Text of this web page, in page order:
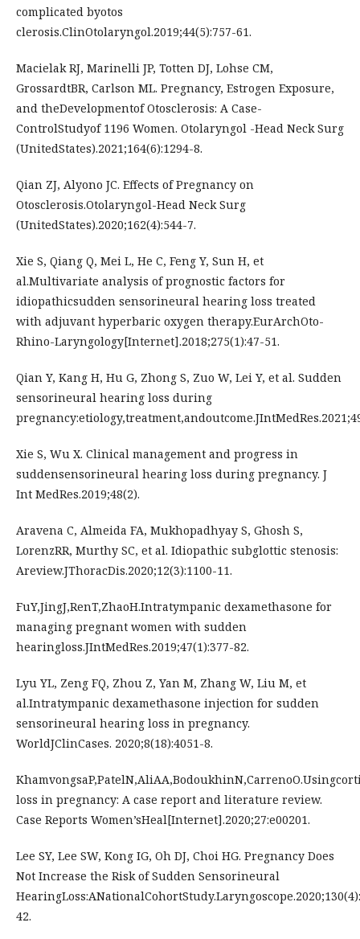
complicated byotos
clerosis.ClinOtolaryngol.2019;44(5):757-61.
Macielak RJ, Marinelli JP, Totten DJ, Lohse CM,
GrossardtBR, Carlson ML. Pregnancy, Estrogen Exposure,
and theDevelopmentof Otosclerosis: A Case-
ControlStudyof 1196 Women. Otolaryngol -Head Neck Surg
(UnitedStates).2021;164(6):1294-8.
Qian ZJ, Alyono JC. Effects of Pregnancy on
Otosclerosis.Otolaryngol-Head Neck Surg
(UnitedStates).2020;162(4):544-7.
Xie S, Qiang Q, Mei L, He C, Feng Y, Sun H, et
al.Multivariate analysis of prognostic factors for
idiopathicsudden sensorineural hearing loss treated
with adjuvant hyperbaric oxygen therapy.EurArchOto-
Rhino-Laryngology[Internet].2018;275(1):47-51.
Qian Y, Kang H, Hu G, Zhong S, Zuo W, Lei Y, et al. Sudden
sensorineural hearing loss during
Xie S, Wu X. Clinical management and progress in
suddensensorineural hearing loss during pregnancy. J
Int MedRes.2019;48(2).
Aravena C, Almeida FA, Mukhopadhyay S, Ghosh S,
LorenzRR, Murthy SC, et al. Idiopathic subglottic stenosis:
Areview.JThoracDis.2020;12(3):1100-11.
FuY,JingJ,RenT,ZhaoH.Intratympanic dexamethasone for
managing pregnant women with sudden
hearingloss.JIntMedRes.2019;47(1):377-82.
Lyu YL, Zeng FQ, Zhou Z, Yan M, Zhang W, Liu M, et
al.Intratympanic dexamethasone injection for sudden
sensorineural hearing loss in pregnancy.
WorldJClinCases. 2020;8(18):4051-8.
loss in pregnancy: A case report and literature review.
Case Reports Women’sHeal[Internet].2020;27:e00201.
Lee SY, Lee SW, Kong IG, Oh DJ, Choi HG. Pregnancy Does
Not Increase the Risk of Sudden Sensorineural
42.